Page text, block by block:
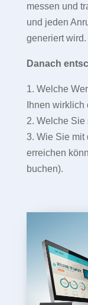
messen und
und jeden
generiert wird.
Danach
1. Welche
Ihnen
2. Welche Sie
3. Wie Sie mit
erreichen
buchen).